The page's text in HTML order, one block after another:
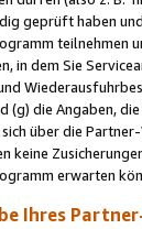
geprüft haben
teilnehmen
in dem Sie
(g) die Angaben,
über die
keine
erwarten
Ihres